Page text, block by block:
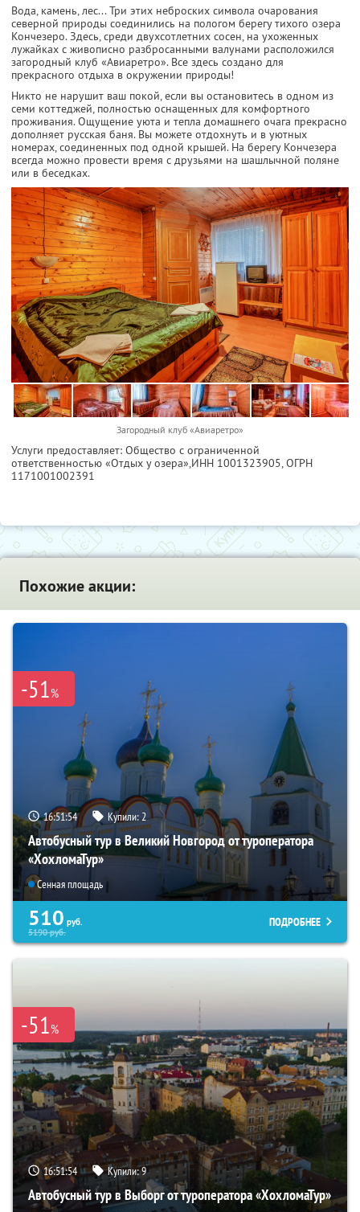
Вода, камень, лес... Три этих неброских символа очарования
северной природы соединились на пологом берегу тихого озера
Кончезеро. Здесь, среди двухсотлетних сосен, на ухоженных
лужайках с живописно разбросанными валунами расположился
загородный клуб «Авиаретро». Все здесь создано для
прекрасного отдыха в окружении природы!
Никто не нарушит ваш покой, если вы остановитесь в одном из
семи коттеджей, полностью оснащенных для комфортного
проживания. Ощущение уюта и тепла домашнего очага прекрасно
дополняет русская баня. Вы можете отдохнуть и в уютных
номерах, соединенных под одной крышей. На берегу Кончезера
всегда можно провести время с друзьями на шашлычной поляне
или в беседках.
Загородный клуб «Авиаретро»
Услуги предоставляет: Общество с ограниченной
ответственностью «Отдых у озера»,ИНН 1001323905, ОГРН
1171001002391
Похожие акции:
-51%
16:51:52 Купили: 2
Автобусный тур в Великий Новгород от туроператора
«ХохломаТур»
Сенная площадь
510 руб.
5190руб.
ПОДРОБНЕЕ
-51%
16:51:52 Купили:9
Автобусный тур в Выборг от туроператора «ХохломаТур»